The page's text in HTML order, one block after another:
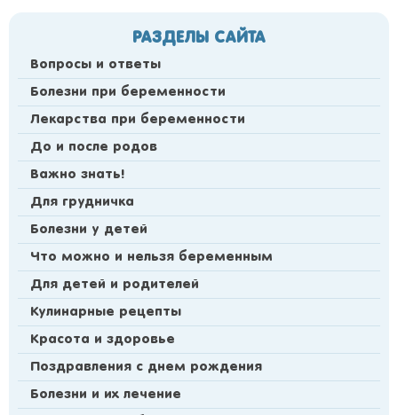
РАЗДЕЛЫ САЙТА
Вопросы и ответы
Болезни при беременности
Лекарства при беременности
До и после родов
Важно знать!
Для грудничка
Болезни у детей
Что можно и нельзя беременным
Для детей и родителей
Кулинарные рецепты
Красота и здоровье
Поздравления с днем рождения
Болезни и их лечение